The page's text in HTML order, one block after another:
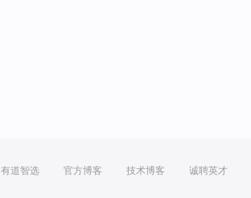
有道智选 官方博客 技术博客 诚聘英才